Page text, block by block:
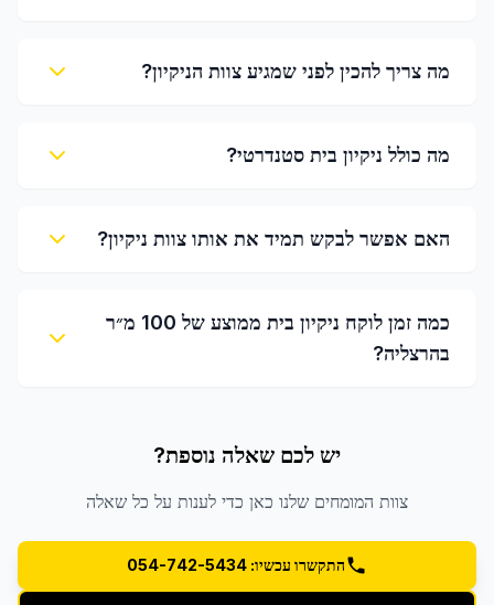
מה צריך להכין לפני שמגיע צוות הניקיון?
מה כולל ניקיון בית סטנדרטי?
האם אפשר לבקש תמיד את אותו צוות ניקיון?
כמה זמן לוקח ניקיון בית ממוצע של 100 מ״ר
בהרצליה?
יש לכם שאלה נוספת?
צוות המומחים שלנו כאן כדי לענות על כל שאלה
התקשרו עכשיו: 054-742-5434